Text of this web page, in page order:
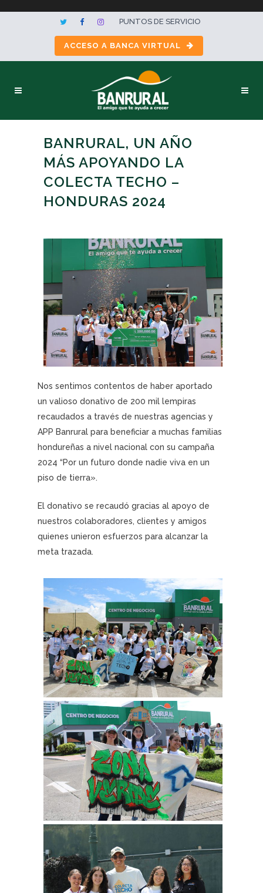
PUNTOS DE SERVICIO
ACCESO A BANCA VIRTUAL
BANRURAL, UN AÑO
MÁS APOYANDO LA
COLECTA TECHO –
HONDURAS 2024
Nos sentimos contentos de haber aportado
un valioso donativo de 200 mil lempiras
recaudados a través de nuestras agencias y
APP Banrural para beneficiar a muchas familias
hondureñas a nivel nacional con su campaña
2024 “Por un futuro donde nadie viva en un
piso de tierra».
El donativo se recaudó gracias al apoyo de
nuestros colaboradores, clientes y amigos
quienes unieron esfuerzos para alcanzar la
meta trazada.